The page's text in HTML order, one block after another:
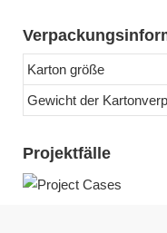
Karton größe
Gewicht der
Projektfälle